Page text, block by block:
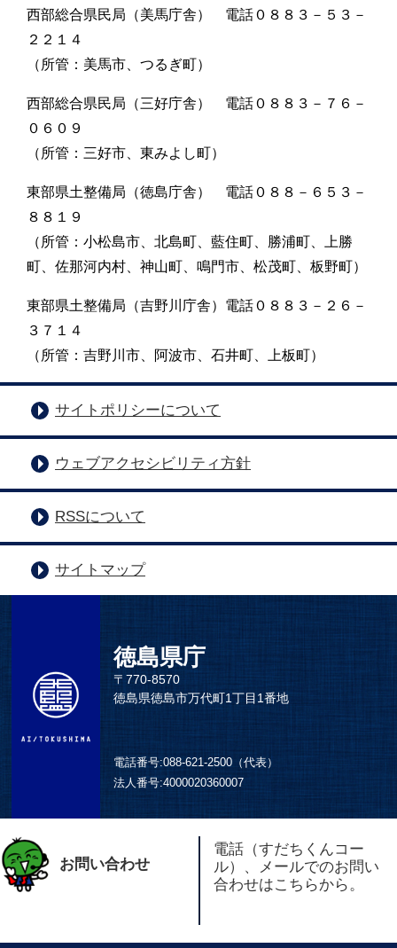
西部総合県民局（美馬庁舎） 電話０８８３－５３－
２２１４
（所管：美馬市、つるぎ町）
西部総合県民局（三好庁舎） 電話０８８３－７６－
０６０９
（所管：三好市、東みよし町）
東部県土整備局（徳島庁舎） 電話０８８－６５３－
８８１９
（所管：小松島市、北島町、藍住町、勝浦町、上勝
町、佐那河内村、神山町、鳴門市、松茂町、板野町）
東部県土整備局（吉野川庁舎）電話０８８３－２６－
３７１４
（所管：吉野川市、阿波市、石井町、上板町）
サイトポリシーについて
ウェブアクセシビリティ方針
RSSについて
サイトマップ
徳島県庁
〒770-8570
徳島県徳島市万代町1丁目1番地
電話番号:088-621-2500（代表）
法人番号:4000020360007
お問い合わせ
電話（すだちくんコー
ル）、メールでのお問い
合わせはこちらから。